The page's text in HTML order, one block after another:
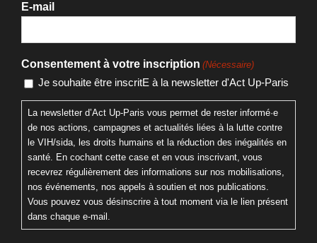
E-mail
Consentement à votre inscription (Nécessaire)
Je souhaite être inscritE à la newsletter d'Act Up-Paris
La newsletter d’Act Up-Paris vous permet de rester informé·e
de nos actions, campagnes et actualités liées à la lutte contre
le VIH/sida, les droits humains et la réduction des inégalités en
santé. En cochant cette case et en vous inscrivant, vous
recevrez régulièrement des informations sur nos mobilisations,
nos événements, nos appels à soutien et nos publications.
Vous pouvez vous désinscrire à tout moment via le lien présent
dans chaque e-mail.